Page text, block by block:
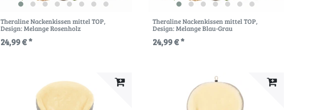
Theraline Nackenkissen mittel TOP,
Design: Melange Rosenholz
24,99 € *
Theraline Nackenkissen mittel TOP,
Design: Melange Blau-Grau
24,99 € *